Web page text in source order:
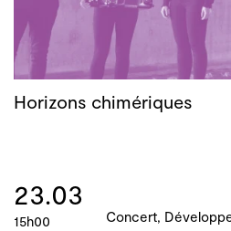
Horizons chimériques
23.03
15h00